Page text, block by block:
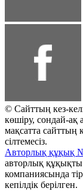
© Сайттың кез-
көшіру, сондай-ақ
мақсатта сайттың
сілтемесіз.
Авторлық құқық
авторлық құқықты
компаниясында
кепілдік берілген.